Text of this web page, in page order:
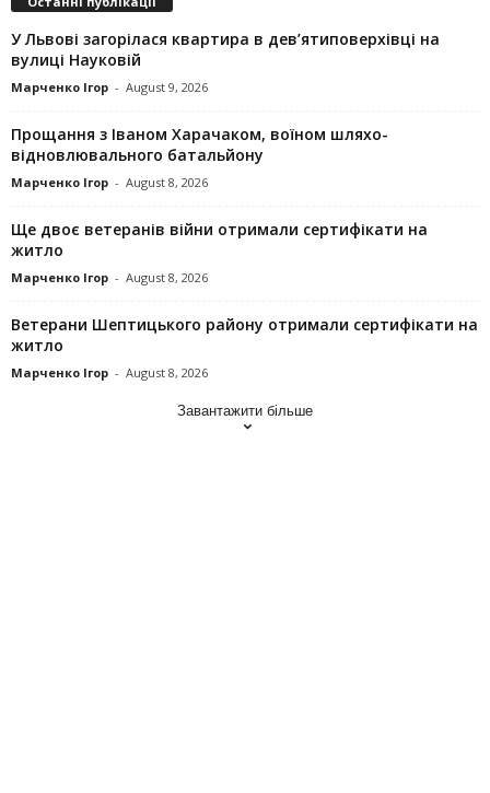
У Львові загорілася квартира в дев’ятиповерхівці на
вулиці Науковій
Марченко Ігор - August 9, 2026
Прощання з Іваном Харачаком, воїном шляхо-
відновлювального батальйону
Марченко Ігор - August 8, 2026
Ще двоє ветеранів війни отримали сертифікати на
житло
Марченко Ігор - August 8, 2026
Ветерани Шептицького району отримали сертифікати на
житло
Марченко Ігор - August 8, 2026
Завантажити більше